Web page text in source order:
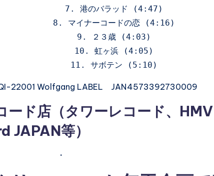
7. 港のバラッド (4:47)
8. マイナーコードの恋 (4:16)
9. ２３歳 (4:03)
10. 虹ヶ浜 (4:05)
22001 Wolfgang LABEL JAN4573392730009
ード店（タワーレコード、 HMV
JAPAN等）
・